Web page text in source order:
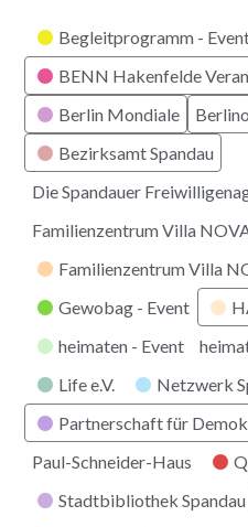
Kategorien
Begleitprogramm -
BENN Hakenfelde
Berlin Mondiale
Bezirksamt Spandau
Die Spandauer
Familienzentrum Villa
Familienzentrum Villa
Gewobag - Event
heimaten - Event
Life e.V.
Netzwerk
Partnerschaft für
Paul-Schneider-Haus
Stadtbibliothek Spandau